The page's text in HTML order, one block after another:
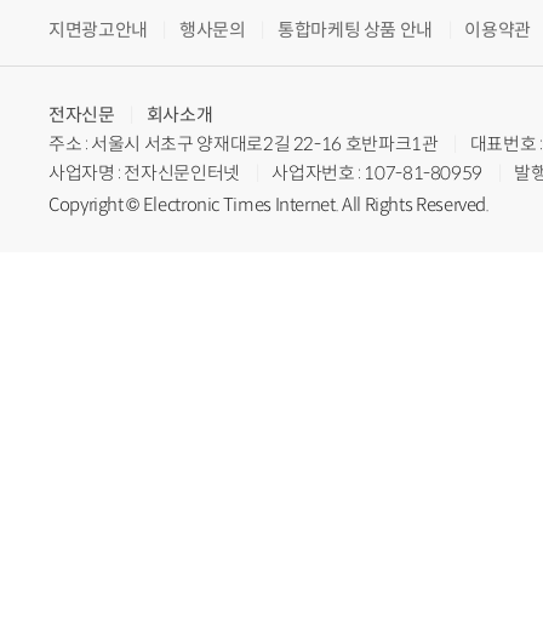
지면광고안내 행사문의 통합마케팅 상품 안내 이용약관
전자신문
회사소개
주소 : 서울시 서초구 양재대로2길 22-16 호반파크1관
대표번
사업자명 : 전자신문인터넷
사업자번호 : 107-81-80959
발
Copyright © Electronic Times Internet. All Rights Reserved.